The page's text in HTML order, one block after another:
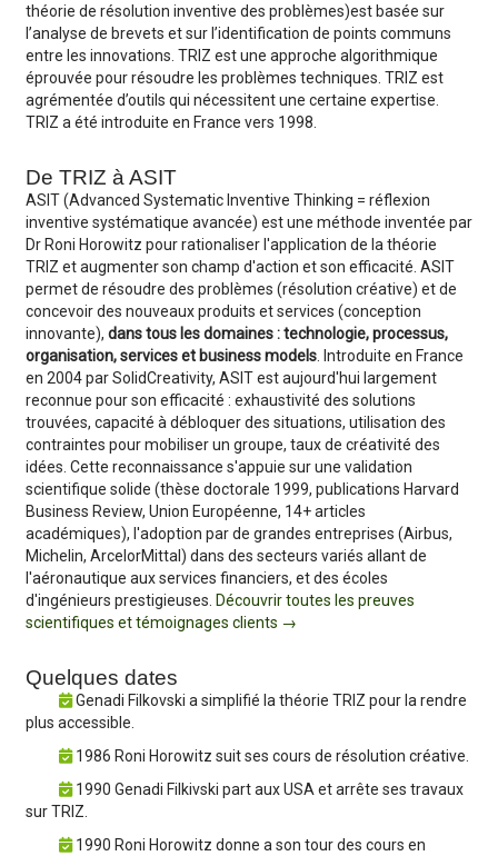
théorie de résolution inventive des problèmes)est basée sur
l’analyse de brevets et sur l’identification de points communs
entre les innovations. TRIZ est une approche algorithmique
éprouvée pour résoudre les problèmes techniques. TRIZ est
agrémentée d’outils qui nécessitent une certaine expertise.
TRIZ a été introduite en France vers 1998.
De TRIZ à ASIT
ASIT (Advanced Systematic Inventive Thinking = réflexion
inventive systématique avancée) est une méthode inventée par
Dr Roni Horowitz pour rationaliser l'application de la théorie
TRIZ et augmenter son champ d'action et son efficacité. ASIT
permet de résoudre des problèmes (résolution créative) et de
concevoir des nouveaux produits et services (conception
innovante), dans tous les domaines : technologie, processus,
organisation, services et business models . Introduite en France
en 2004 par SolidCreativity, ASIT est aujourd'hui largement
reconnue pour son efficacité : exhaustivité des solutions
trouvées, capacité à débloquer des situations, utilisation des
contraintes pour mobiliser un groupe, taux de créativité des
idées. Cette reconnaissance s'appuie sur une validation
scientifique solide (thèse doctorale 1999, publications Harvard
Business Review, Union Européenne, 14+ articles
académiques), l'adoption par de grandes entreprises (Airbus,
Michelin, ArcelorMittal) dans des secteurs variés allant de
l'aéronautique aux services financiers, et des écoles
d'ingénieurs prestigieuses. Découvrir toutes les preuves
scientifiques et témoignages clients →
Quelques dates
Genadi Filkovski a simplifié la théorie TRIZ pour la rendre
plus accessible.
1986 Roni Horowitz suit ses cours de résolution créative.
1990 Genadi Filkivski part aux USA et arrête ses travaux
sur TRIZ.
1990 Roni Horowitz donne a son tour des cours en